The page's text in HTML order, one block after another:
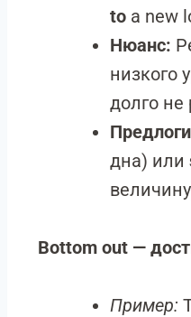
to a new
Нюанс:
низкого
долго не
дна) или
Bottom out —
Пример: